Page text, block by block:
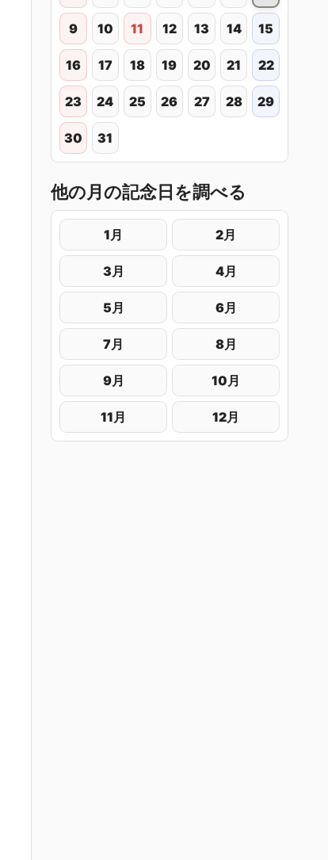
9 10 11 12 13 14 15
16 17 18 19 20 21 22
23 24 25 26 27 28 29
30 31
他の月の記念日を調べる
1月 2月
3月 4月
5月 6月
7月 8月
9月 10月
11月 12月